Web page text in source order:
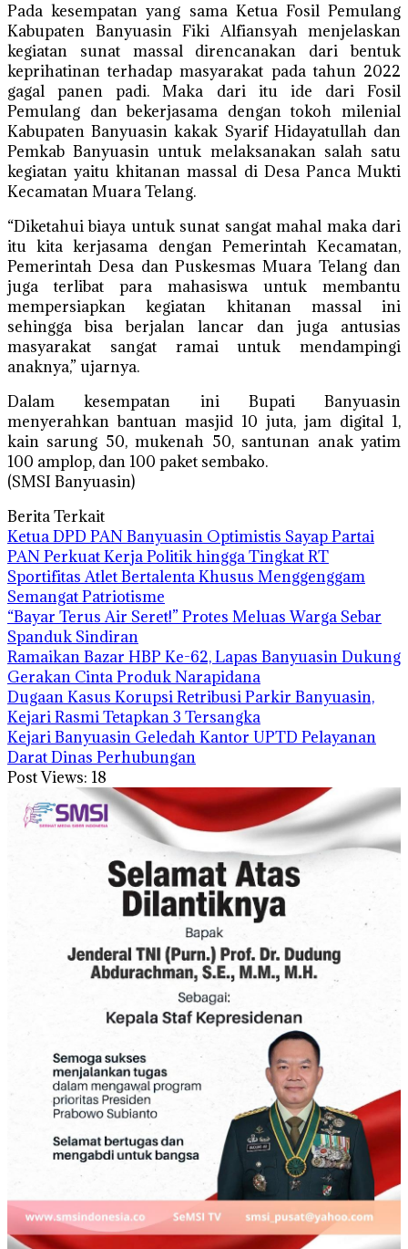
Pada kesempatan yang sama Ketua Fosil Pemulang
Kabupaten Banyuasin Fiki Alfiansyah menjelaskan
kegiatan sunat massal direncanakan dari bentuk
keprihatinan terhadap masyarakat pada tahun 2022
gagal panen padi. Maka dari itu ide dari Fosil
Pemulang dan bekerjasama dengan tokoh milenial
Kabupaten Banyuasin kakak Syarif Hidayatullah dan
Pemkab Banyuasin untuk melaksanakan salah satu
kegiatan yaitu khitanan massal di Desa Panca Mukti
Kecamatan Muara Telang.
“Diketahui biaya untuk sunat sangat mahal maka dari
itu kita kerjasama dengan Pemerintah Kecamatan,
Pemerintah Desa dan Puskesmas Muara Telang dan
juga terlibat para mahasiswa untuk membantu
mempersiapkan kegiatan khitanan massal ini
sehingga bisa berjalan lancar dan juga antusias
masyarakat sangat ramai untuk mendampingi
anaknya,” ujarnya.
Dalam kesempatan ini Bupati Banyuasin
menyerahkan bantuan masjid 10 juta, jam digital 1,
kain sarung 50, mukenah 50, santunan anak yatim
100 amplop, dan 100 paket sembako.
(SMSI Banyuasin)
Berita Terkait
Ketua DPD PAN Banyuasin Optimistis Sayap Partai
PAN Perkuat Kerja Politik hingga Tingkat RT
Sportifitas Atlet Bertalenta Khusus Menggenggam
Semangat Patriotisme
“Bayar Terus Air Seret!” Protes Meluas Warga Sebar
Spanduk Sindiran
Ramaikan Bazar HBP Ke-62, Lapas Banyuasin Dukung
Gerakan Cinta Produk Narapidana
Dugaan Kasus Korupsi Retribusi Parkir Banyuasin,
Kejari Rasmi Tetapkan 3 Tersangka
Kejari Banyuasin Geledah Kantor UPTD Pelayanan
Darat Dinas Perhubungan
Post Views: 18